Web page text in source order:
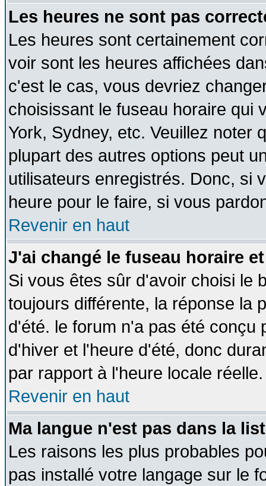
Les heures ne sont pas
Les heures sont certainement
voir sont les heures affichées
c'est le cas, vous devriez
choisissant le fuseau horaire qui
York, Sydney, etc. Veuillez noter
plupart des autres options peut
utilisateurs enregistrés. Donc, si
heure pour le faire, si vous
Revenir en haut
J'ai changé le fuseau horaire
Si vous êtes sûr d'avoir choisi le
toujours différente, la réponse la
d'été. le forum n'a pas été conçu
d'hiver et l'heure d'été, donc
par rapport à l'heure locale réelle.
Revenir en haut
Ma langue n'est pas dans la
Les raisons les plus probables
pas installé votre langage sur le